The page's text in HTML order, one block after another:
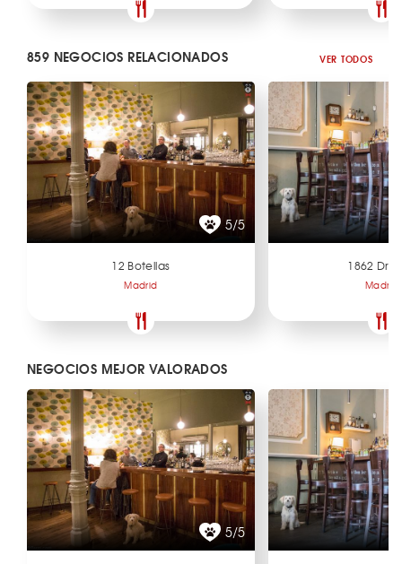
859 NEGOCIOS RELACIONADOS VER TODOS
5/5
12 Botellas
Madrid
1862 Dry
Madrid
NEGOCIOS MEJOR VALORADOS
5/5